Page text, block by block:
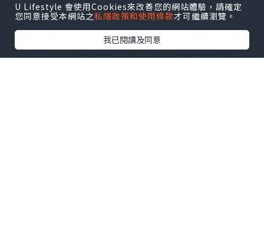
U Lifestyle 會使用Cookies來改善您的網站體驗，請確定
您同意接受本網站之私隱政策和使用條款才可繼續瀏覽。
我已閱讀及同意
走路能適度刺激肌肉，幫助恢復肌耐力。
關鍵在於記得循序漸進，一開始別急著走
太遠，感覺累了就休息，慢慢增加時間，